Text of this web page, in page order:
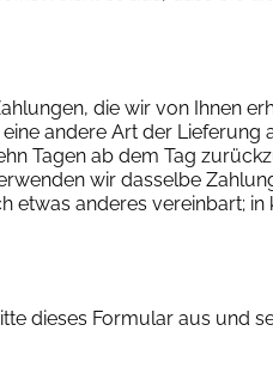
die wir von Ihnen
andere Art der
Tagen ab dem Tag
wir dasselbe
anderes vereinbart;
dieses Formular aus und